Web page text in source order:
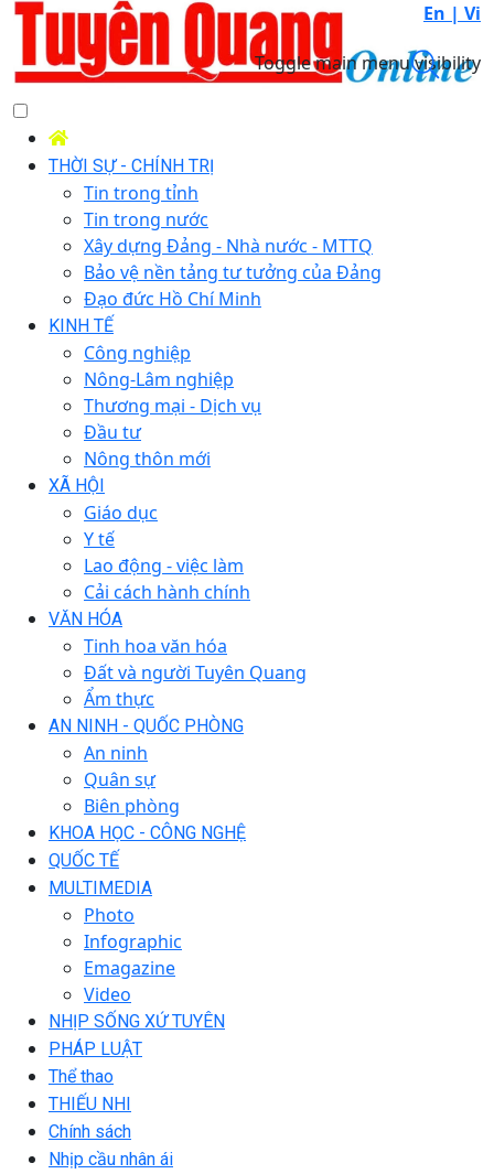
En | Vi
Toggle main menu visibility
THỜI SỰ - CHÍNH TRỊ
Tin trong tỉnh
Tin trong nước
Xây dựng Đảng - Nhà nước - MTTQ
Bảo vệ nền tảng tư tưởng của Đảng
Đạo đức Hồ Chí Minh
KINH TẾ
Công nghiệp
Nông-Lâm nghiệp
Thương mại - Dịch vụ
Đầu tư
Nông thôn mới
XÃ HỘI
Giáo dục
Y tế
Lao động - việc làm
Cải cách hành chính
VĂN HÓA
Tinh hoa văn hóa
Đất và người Tuyên Quang
Ẩm thực
AN NINH - QUỐC PHÒNG
An ninh
Quân sự
Biên phòng
KHOA HỌC - CÔNG NGHỆ
QUỐC TẾ
MULTIMEDIA
Photo
Infographic
Emagazine
Video
NHỊP SỐNG XỨ TUYÊN
PHÁP LUẬT
Thể thao
THIẾU NHI
Chính sách
Nhịp cầu nhân ái